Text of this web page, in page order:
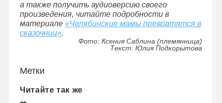
а также получить аудиоверсию своего
произведения, читайте подробности в
материале «Челябинские мамы превратятся в
сказочниц».
Фото: Ксения Саблина (племянница)
Текст: Юлия Подкорытова
Метки
Читайте так же